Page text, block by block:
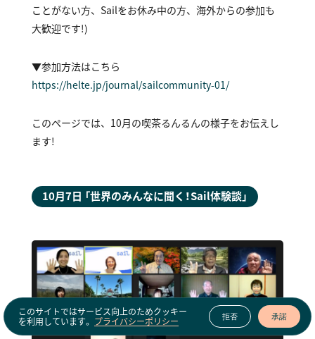
ことがない方、Sailをお休み中の方、海外からの参加も
大歓迎です！)
▼参加方法はこちら
https://helte.jp/journal/sailcommunity-01/
このページでは、10月の喫茶るんるんの様子をお伝えし
ます！
10月7日 「世界のみんなに聞く！Sail体験談」
このサイトではサービス向上のためクッキー
を利用しています。 プライバシーポリシー 拒否 承諾